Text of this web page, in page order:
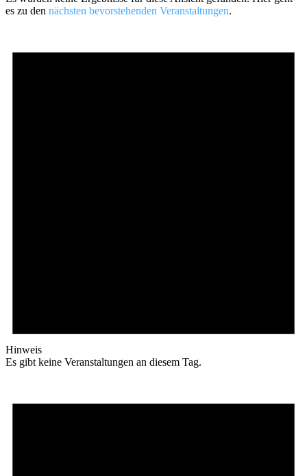
es zu den nächsten bevorstehenden Veranstaltungen.
Hinweis
Es gibt keine Veranstaltungen an diesem Tag.